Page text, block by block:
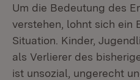
Um die Bedeutung des
verstehen, lohnt sich ein
Situation. Kinder,
als Verlierer des
ist unsozial, ungerecht